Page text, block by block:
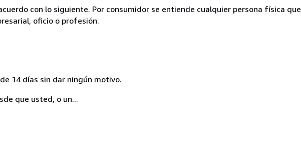
con lo siguiente. Por consumidor se entiende cualquier persona física que
oficio o profesión.
14 días sin dar ningún motivo.
que usted, o un...